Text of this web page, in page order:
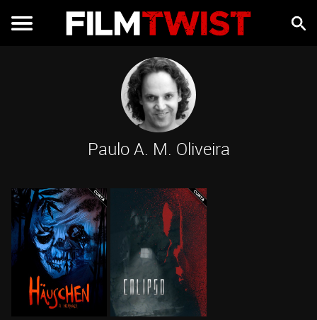
Paulo A. M. Oliveira